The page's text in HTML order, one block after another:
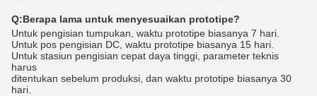
Q:Berapa lama untuk menyesuaikan prototipe?
Untuk pengisian tumpukan, waktu prototipe biasanya 7 hari.
Untuk pos pengisian DC, waktu prototipe biasanya 15 hari.
Untuk stasiun pengisian cepat daya tinggi, parameter teknis
harus
ditentukan sebelum produksi, dan waktu prototipe biasanya 30
hari.